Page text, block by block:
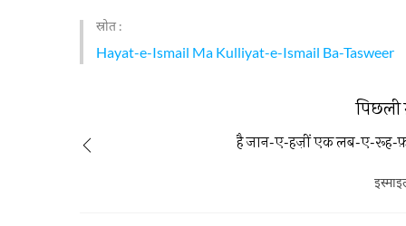
स्रोत :
Hayat-e-Ismail Ma Kulliyat-e-Ismail Ba-Tasweer
है जान-ए-हज़ीं एक लब-ए-रूह-